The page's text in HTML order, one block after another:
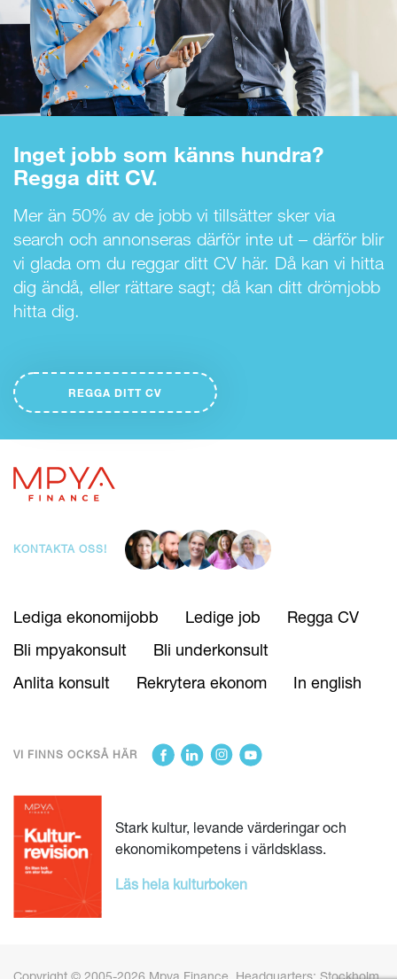
Inget jobb som känns hundra?
Regga ditt CV.
Mer än 50% av de jobb vi tillsätter sker via
search och annonseras därför inte ut – därför blir
vi glada om du reggar ditt CV här. Då kan vi hitta
dig ändå, eller rättare sagt; då kan ditt drömjobb
hitta dig.
REGGA DITT CV
Lediga ekonomijobb Ledige job
Regga CV
Bli mpyakonsult
Bli underkonsult
Anlita konsult
Rekrytera ekonom In english
Stark kultur, levande värderingar och
ekonomikompetens i världsklass.
Läs hela kulturboken
KONTAKTA OSS!
VI FINNS OCKSÅ HÄR